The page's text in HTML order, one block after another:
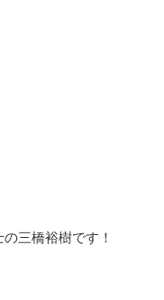
三橋裕樹です！